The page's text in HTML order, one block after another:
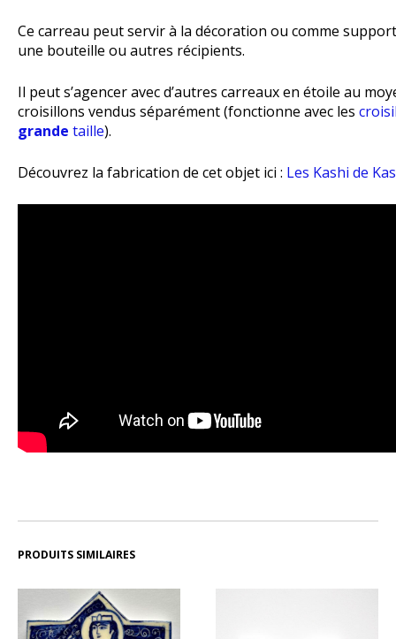
Ce carreau peut servir à la décoration ou comme
une bouteille ou autres récipients.
Il peut s’agencer avec d’autres carreaux en étoile au
croisillons vendus séparément (fonctionne avec les
grande taille).
Découvrez la fabrication de cet objet ici : Les Kashi de
PRODUITS SIMILAIRES